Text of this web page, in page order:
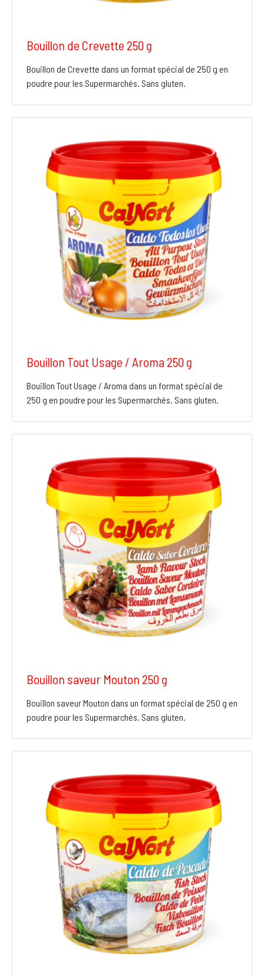
Bouillon de Crevette 250 g
Bouillon de Crevette dans un format spécial de 250 g en
poudre pour les Supermarchés. Sans gluten.
Bouillon Tout Usage / Aroma 250 g
Bouillon Tout Usage / Aroma dans un format spécial de
250 g en poudre pour les Supermarchés. Sans gluten.
Bouillon saveur Mouton 250 g
Bouillon saveur Mouton dans un format spécial de 250 g en
poudre pour les Supermarchés. Sans gluten.